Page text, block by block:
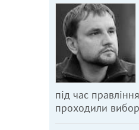
під час
проходили